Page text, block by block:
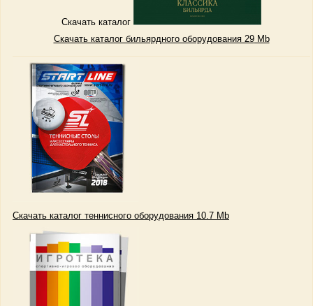
Скачать каталог
Скачать каталог бильярдного оборудования 29Mb
Скачать каталог теннисного оборудования 10.7 Mb